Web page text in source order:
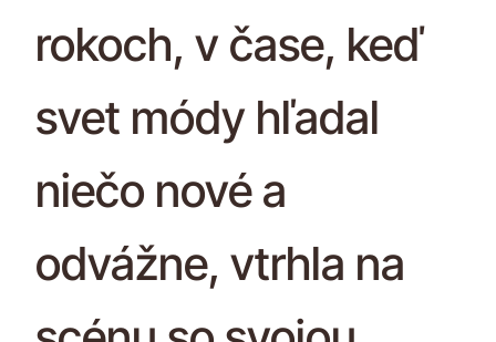
rokoch, v čase, keď
svet módy hľadal
niečo nové a
odvážne, vtrhla na